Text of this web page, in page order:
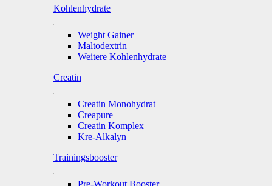
Kohlenhydrate
Weight Gainer
Maltodextrin
Weitere Kohlenhydrate
Creatin
Creatin Monohydrat
Creapure
Creatin Komplex
Kre-Alkalyn
Trainingsbooster
Pre-Workout Booster